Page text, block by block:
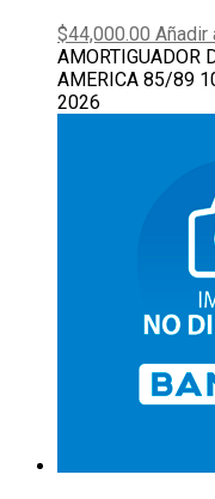
$44,000.00 Añadir
AMORTIGUADOR
AMERICA 85/89
2026